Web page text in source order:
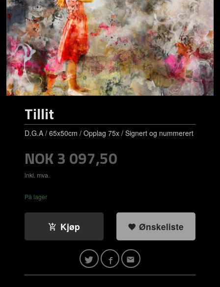
Tillit
D.G.A / 65x50cm / Opplag 75x / Signert og nummerert
Pris
NOK3 097,50
inkl. mva.
På lager
Kjøp Ønskeliste